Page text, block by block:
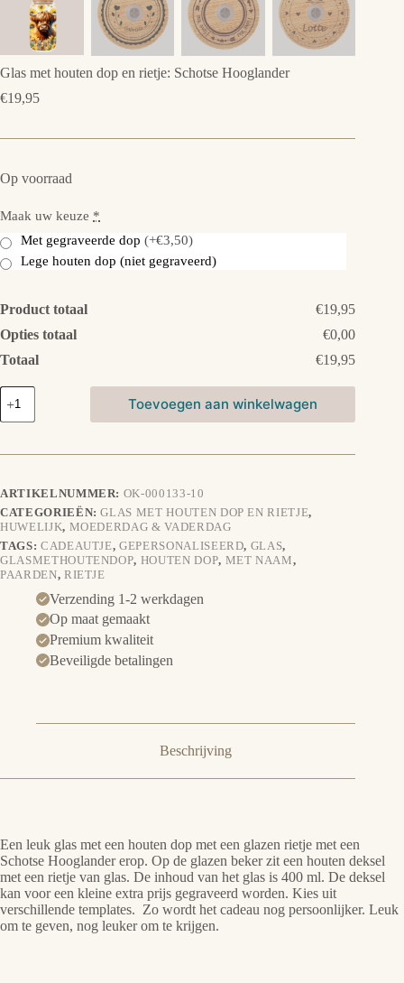
Glas met houten dop en rietje: Schotse Hooglander
€19,95
Op voorraad
Maak uw keuze *
Met gegraveerde dop (+€3,50)
Lege houten dop (niet gegraveerd)
Product totaal
€19,95
Opties totaal
€0,00
Totaal
€19,95
Glas
met
houten
en
Hooglander
aantal
Toevoegen aan winkelwagen
ARTIKELNUMMER: OK-000133-10
CATEGORIEËN:GLAS MET HOUTEN DOP EN RIETJE,
HUWELIJK, MOEDERDAG & VADERDAG
TAGS: CADEAUTJE,GEPERSONALISEERD, GLAS,
GLASMETHOUTENDOP, HOUTEN DOP, MET NAAM,
PAARDEN, RIETJE
Verzending 1-2 werkdagen
Op maat gemaakt
Premium kwaliteit
Beveiligde betalingen
Beschrijving
Een leuk glas met een houten dop met een glazen rietje met een
Schotse Hooglander erop. Op de glazen beker zit een houten deksel
met een rietje van glas. De inhoud van het glas is 400 ml. De deksel
kan voor een kleine extra prijs gegraveerd worden. Kies uit
verschillende templates. Zo wordt het cadeau nog persoonlijker. Leuk
om te geven, nog leuker om te krijgen.